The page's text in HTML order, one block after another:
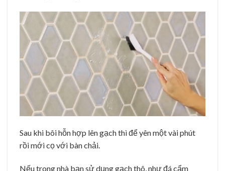
Sau khi bôi hỗn hợp lên gạch thì để yên một vài phút
rồi mới cọ với bàn chải.
Nếu trong nhà bạn sử dụng gạch thô, như đá cẩm